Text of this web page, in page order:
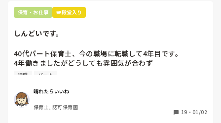
た。
まだ🌻さんと、その子の関係は始まったばかり。たくさんスキ
ると、子どもも🌻さんのことわかるようになって、飲んでくれ
保育・お仕事 👑殿堂入り
しんどいです。
40代パート保育士、今の職場に転職して4年目です。
4年働きましたがどうしても雰囲気が合わず
退職しようと思っています。
周りの職員は、勤続10年以上から何十年という先生がほとん
どです。
保護者子どもの愚痴悪口が多く、
退職 パート
晴れたらいいね
保育士, 認可保育園
19 ・ 01/02